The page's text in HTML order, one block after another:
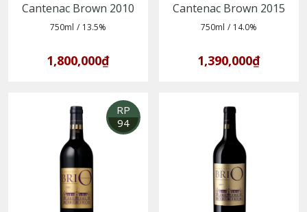
Cantenac Brown 2010
750ml / 13.5%
1,800,000₫
Cantenac Brown 2015
750ml / 14.0%
1,390,000₫
RP
94